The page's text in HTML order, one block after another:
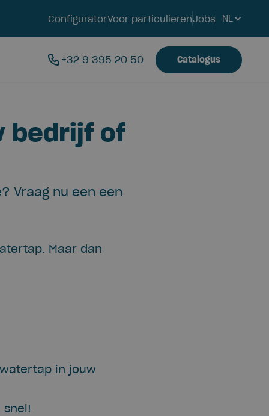
ConfiguratorVoor particulierenJobs NL
+32 9 395 20 50 Catalogus
bedrijf of
Vraag nu een een
Maar dan
in jouw